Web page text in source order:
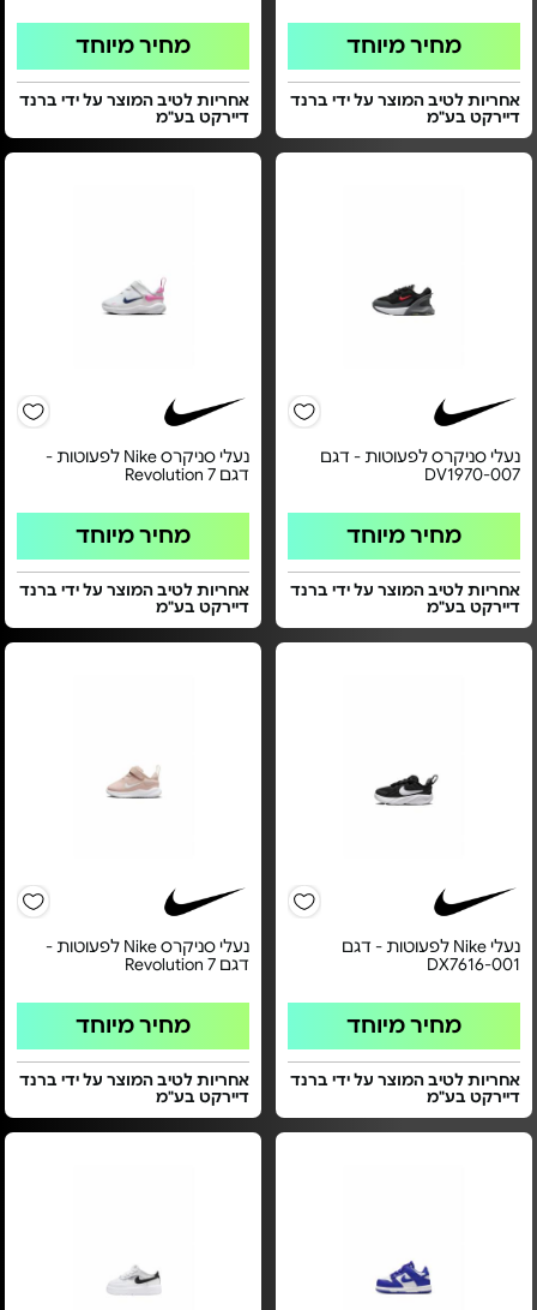
מחיר מיוחד
אחריות לטיב המוצר על ידי ברנד
דיירקט בע"מ
מחיר מיוחד
אחריות לטיב המוצר על ידי ברנד
דיירקט בע"מ
נעלי סניקרס לפעוטות - דגם
DV1970-007
מחיר מיוחד
אחריות לטיב המוצר על ידי ברנד
דיירקט בע"מ
נעלי סניקרס Nike לפעוטות -
דגם Revolution 7
מחיר מיוחד
אחריות לטיב המוצר על ידי ברנד
דיירקט בע"מ
נעלי Nike לפעוטות - דגם
DX7616-001
מחיר מיוחד
אחריות לטיב המוצר על ידי ברנד
דיירקט בע"מ
נעלי סניקרס Nike לפעוטות -
דגם Revolution 7
מחיר מיוחד
אחריות לטיב המוצר על ידי ברנד
דיירקט בע"מ